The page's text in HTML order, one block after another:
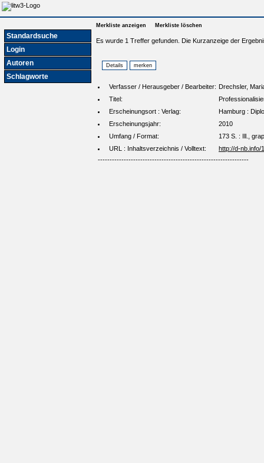
Standardsuche
Login
Autoren
Schlagworte
Merkliste anzeigen Merkliste löschen
Es wurde 1 Treffer gefunden. Die Kurzanzeige der
Verfasser / Herausgeber / Bearbeiter: Drechsler,
Titel:
Erscheinungsort : Verlag:
Hamburg :
Erscheinungsjahr:
2010
Umfang / Format:
173 S. : Ill.,
URL : Inhaltsverzeichnis / Volltext:
http://d-nb.info/
----------------------------------------------------------------